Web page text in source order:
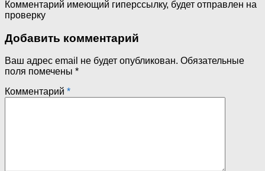
Комментарий имеющий гиперссылку, будет отправлен на
проверку
Добавить комментарий
Ваш адрес email не будет опубликован. Обязательные
поля помечены *
Комментарий *